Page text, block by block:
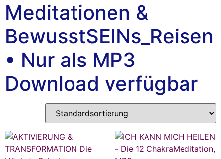
Meditationen &
BewusstSEINs_Reisen
• Nur als MP3
Download verfügbar